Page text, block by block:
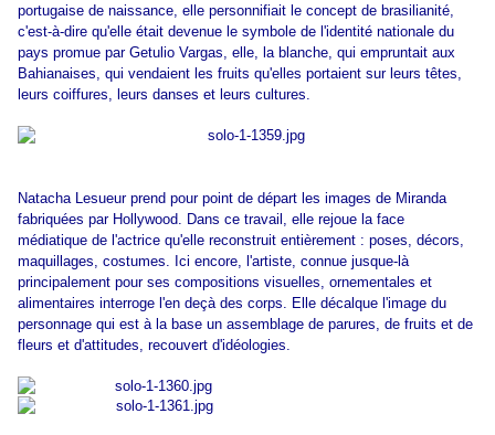
portugaise de naissance, elle personnifiait le concept de brasilianité,
c'est-à-dire qu'elle était devenue le symbole de l'identité nationale du
pays promue par Getulio Vargas, elle, la blanche, qui empruntait aux
Bahianaises, qui vendaient les fruits qu'elles portaient sur leurs têtes,
leurs coiffures, leurs danses et leurs cultures.
Natacha Lesueur prend pour point de départ les images de Miranda
fabriquées par Hollywood. Dans ce travail, elle rejoue la face
médiatique de l'actrice qu'elle reconstruit entièrement : poses, décors,
maquillages, costumes. Ici encore, l'artiste, connue jusque-là
principalement pour ses compositions visuelles, ornementales et
alimentaires interroge l'en deçà des corps. Elle décalque l'image du
personnage qui est à la base un assemblage de parures, de fruits et de
fleurs et d'attitudes, recouvert d'idéologies.